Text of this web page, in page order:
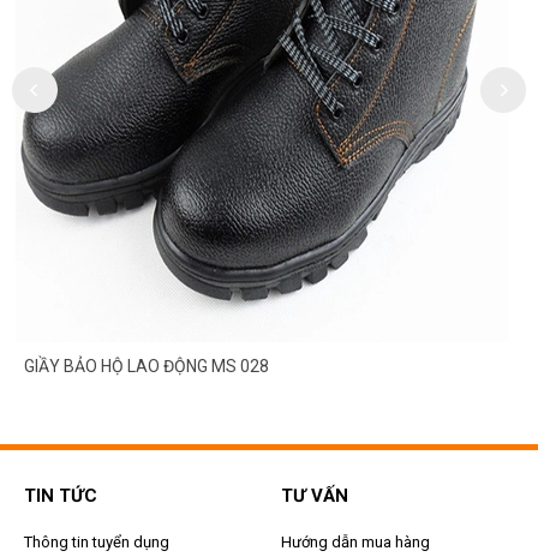
GIẦY BẢO HỘ LAO ĐỘNG MS 028
TIN TỨC
Thông tin tuyển dụng
TƯ VẤN
Hướng dẫn mua hàng